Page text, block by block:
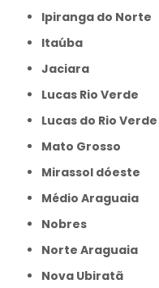
Ipiranga do Norte
Itaúba
Jaciara
Lucas Rio Verde
Lucas do Rio Verde
Mato Grosso
Mirassol dóeste
Médio Araguaia
Nobres
Norte Araguaia
Nova Ubiratã